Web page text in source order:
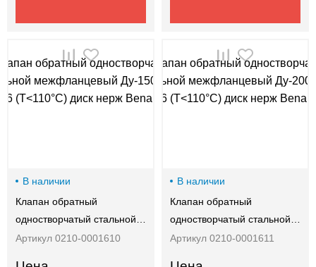
В наличии
Клапан обратный
одностворчатый стальной…
Артикул 0210-0001610
В наличии
Клапан обратный
одностворчатый стальной…
Артикул 0210-0001611